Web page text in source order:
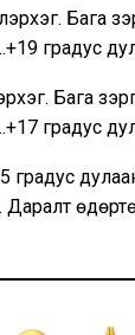
Бага
градус
Бага
градус
градус